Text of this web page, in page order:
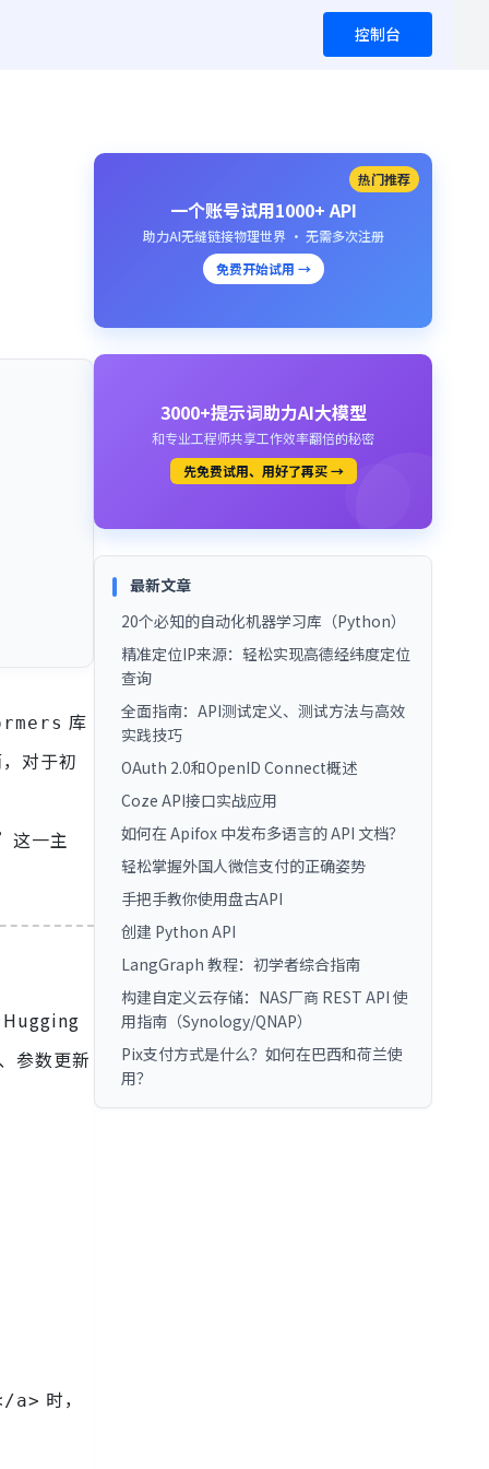
控制台
库
对于初
这一主
Hugging
参数更新
a> 时，
热门推荐
一个账号试用1000+ API
助力AI无缝链接物理世界 · 无需多次注册
免费开始试用 →
3000+提示词助力AI大模型
和专业工程师共享工作效率翻倍的秘密
先免费试用、用好了再买 →
最新文章
20个必知的自动化机器学习库（Python）
精准定位IP来源：轻松实现高德经纬度定位
查询
全面指南：API测试定义、测试方法与高效
实践技巧
OAuth 2.0和OpenID Connect概述
Coze API接口实战应用
如何在 Apifox 中发布多语言的 API 文档？
轻松掌握外国人微信支付的正确姿势
手把手教你使用盘古API
创建 Python API
LangGraph 教程：初学者综合指南
构建自定义云存储：NAS厂商 REST API 使
用指南（Synology/QNAP）
Pix支付方式是什么？如何在巴西和荷兰使
用？